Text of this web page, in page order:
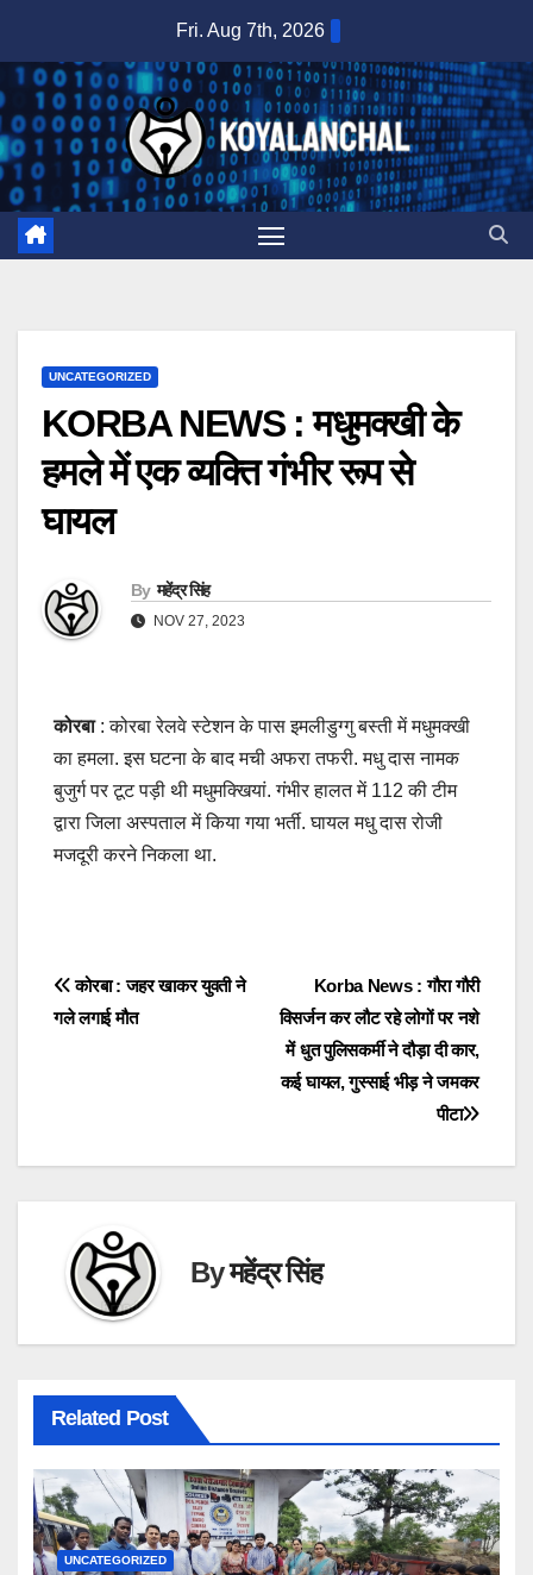
content
Fri. Aug 7th, 2026
UNCATEGORIZED
KORBA NEWS : मधुमक्खी के
हमले में एक व्यक्ति गंभीर रूप से
घायल
By महेंद्र सिंह
NOV 27, 2023
कोरबा : कोरबा रेलवे स्टेशन के पास इमलीडुग्गु बस्ती में मधुमक्खी
का हमला. इस घटना के बाद मची अफरा तफरी. मधु दास नामक
बुजुर्ग पर टूट पड़ी थी मधुमक्खियां. गंभीर हालत में 112 की टीम
द्वारा जिला अस्पताल में किया गया भर्ती. घायल मधु दास रोजी
मजदूरी करने निकला था.
Post
navigation
Korba News : गौरा गौरी
विसर्जन कर लौट रहे लोगों पर नशे
में धुत पुलिसकर्मी ने दौड़ा दी कार,
कई घायल, गुस्साई भीड़ ने जमकर
पीटा
कोरबा : जहर खाकर युवती ने
गले लगाई मौत
Byमहेंद्र सिंह
Related Post
UNCATEGORIZED